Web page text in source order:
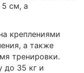
5 см, а
креплениями
а также
тренировки.
до 35 кг и